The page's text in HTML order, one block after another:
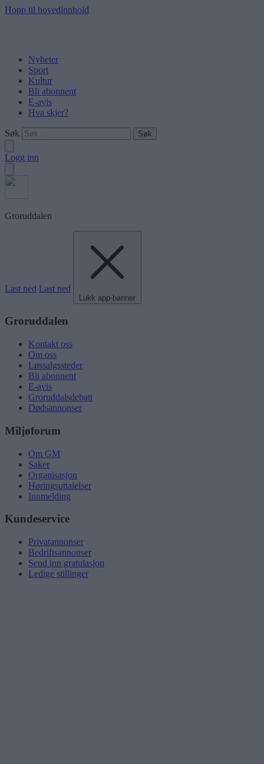
Hopp til hovedinnhold
Nyheter
Sport
Kultur
Bli abonnent
E-avis
Hva skjer?
Søk
Logg inn
Groruddalen
Last ned Last ned
Lukk app-banner
Groruddalen
Kontakt oss
Om oss
Løssalgssteder
Bli abonnent
E-avis
Groruddalsdebatt
Dødsannonser
Miljøforum
Om GM
Saker
Organisasjon
Høringsuttalelser
Innmelding
Kundeservice
Privatannonser
Bedriftsannonser
Send inn gratulasjon
Ledige stillinger